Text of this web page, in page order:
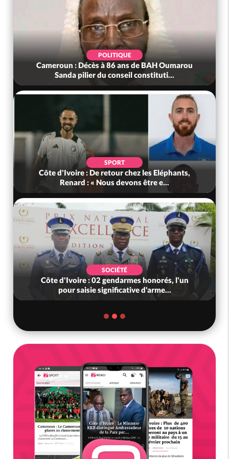
POLITIQUE
Cameroun : Décès à 86 ans de BAH Oumarou
Sanda pilier du conseil constituti...
SPORT
Côte d'Ivoire : De retour chez les Eléphants,
Renard : « Nous devons être e...
SOCIÉTÉ
Côte d'Ivoire : 02 gendarmes honorés, l'un
pour saisie significative d'arme...